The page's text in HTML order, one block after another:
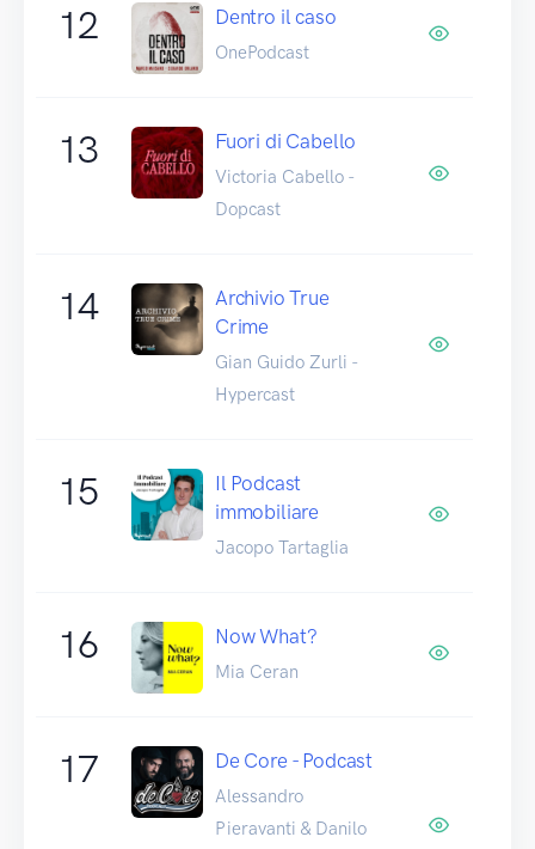
12 Dentro il caso
OnePodcast
13 Fuori di Cabello
Victoria Cabello -
Dopcast
14
Archivio True
Crime
Gian Guido Zurli -
Hypercast
15
Il Podcast
immobiliare
Jacopo Tartaglia
16 Now What?
Mia Ceran
17 De Core - Podcast
Alessandro
Pieravanti & Danilo